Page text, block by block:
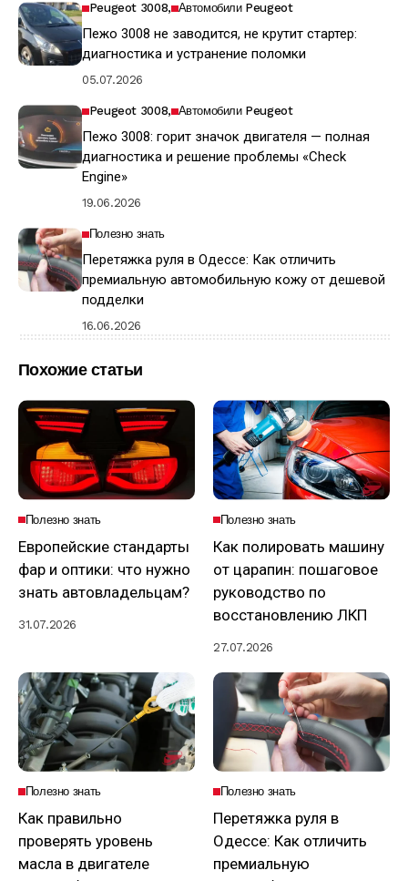
Peugeot 3008 Автомобили Peugeot
Пежо 3008 не заводится, не крутит стартер:
диагностика и устранение поломки
05.07.2026
Peugeot 3008 Автомобили Peugeot
Пежо 3008: горит значок двигателя — полная
диагностика и решение проблемы «Check
Engine»
19.06.2026
Полезно знать
Перетяжка руля в Одессе: Как отличить
премиальную автомобильную кожу от дешевой
подделки
16.06.2026
Похожие статьи
Полезно знать
Европейские стандарты
фар и оптики: что нужно
знать автовладельцам?
31.07.2026
Полезно знать
Как полировать машину
от царапин: пошаговое
руководство по
восстановлению ЛКП
27.07.2026
Полезно знать
Как правильно
проверять уровень
масла в двигателе
Полезно знать
Перетяжка руля в
Одессе: Как отличить
премиальную